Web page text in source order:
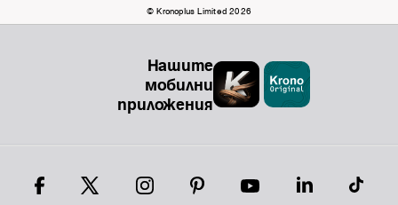
© Kronoplus Limited 2026
Нашите
мобилни
приложения